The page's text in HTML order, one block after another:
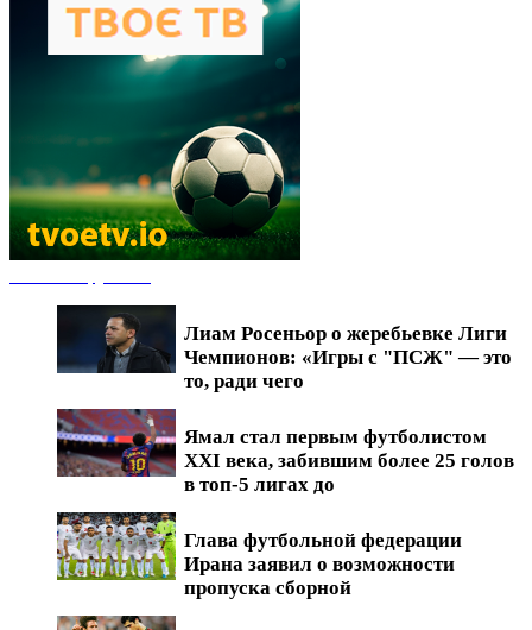
Лиам Росеньор о жеребьевке Лиги
Чемпионов: «Игры с "ПСЖ" — это
то, ради чего
Ямал стал первым футболистом
XXI века, забившим более 25 голов
в топ-5 лигах до
Глава футбольной федерации
Ирана заявил о возможности
пропуска сборной